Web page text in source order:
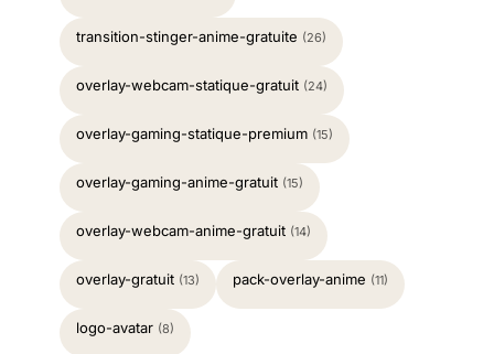
transition-stinger-anime-gratuite (26)
overlay-webcam-statique-gratuit (24)
overlay-gaming-statique-premium (15)
overlay-gaming-anime-gratuit (15)
overlay-webcam-anime-gratuit (14)
overlay-gratuit (13) pack-overlay-anime (11)
logo-avatar (8)